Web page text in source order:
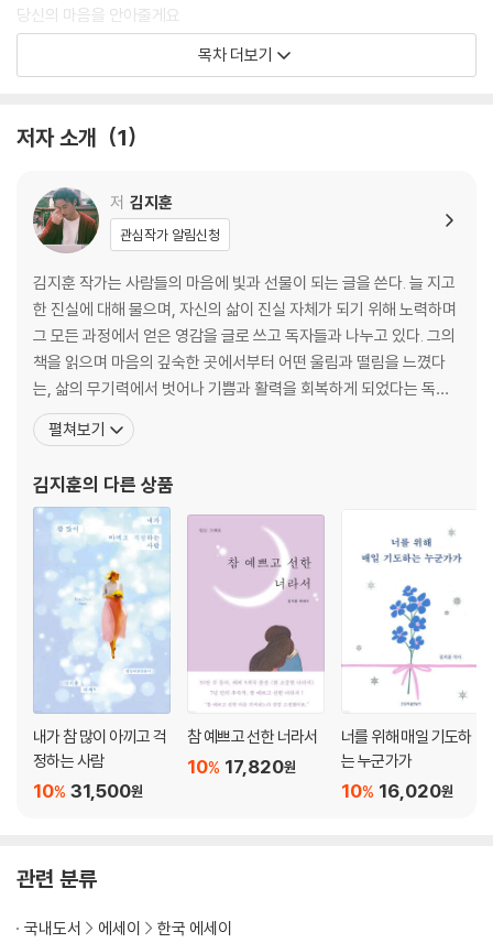
당신의 마음을 안아줄게요
당신이라서
예민한 당신에게
안아주는 것으로 충분했음을
끊어진 인연이 그리운 당신에게
당신의 지금에게
당신의 과정을 바라봐줄게요
하루가 두려운 당신에게
당신의 하나하나를 바라봐줄게요
지금도 늦지 않았어요
인연의 첫 단추를 잘 꿰는 당신이기를
당신의 서운함
속으로 앓는 당신께
당신의 지금
당신의 고민
당신의 분위기
삶의 의미를 잃은 당신에게
잠 못 드는 당신에게2
당신의 실패
당신의 내면
지금 힘들어하고 있는 당신께
지난 인연이 원망스러운 당신께
당신의 깊어짐
웃어요
에필로그
목차 더보기
저자 소개 1
저 김지훈
관심작가 알림신청
김지훈 작가는 사람들의 마음에 빛과 선물이 되는 글을 쓴다. 늘 지고
한 진실에 대해 물으며, 자신의 삶이 진실 자체가 되기 위해 노력하며
그 모든 과정에서 얻은 영감을 글로 쓰고 독자들과 나누고 있다. 그의
책을 읽으며 마음의 깊숙한 곳에서부터 어떤 울림과 떨림을 느꼈다
는, 삶의 무기력에서 벗어나 기쁨과 활력을 회복하게 되었다는 독자
들이 많다. 매일 자신의 SNS에 글을 쓰고 올리고 있으며, 독자들과
가까운 곳에서 소통하며 다정함과 사랑의 기분을 나눈다. 그의 책으
『당신의 마음을 안아줄게요』, 『그래서
펼쳐보기
김지훈의 다른 상품
내가 참 많이 아끼고 걱
정하는 사람
31,500원
10%
참 예쁘고 선한 너라서
17,820원
10%
너를 위해 매일 기도하
는 누군가가
16,020원
10%
관련 분류
국내도서 에세이
한국 에세이